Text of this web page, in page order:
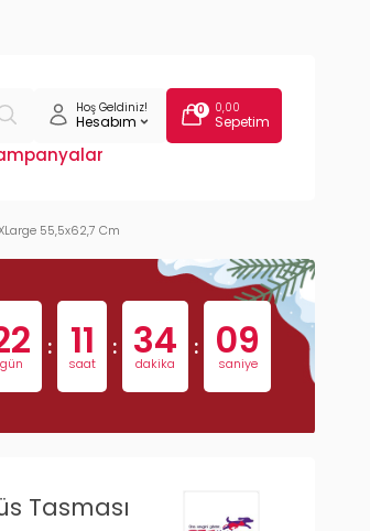
Hoş Geldiniz!
Hesabım
0 0,00
Sepetim
55,5x62,7 Cm
gün
: 11
saat
: 34
dakika
: 08
saniye
Tasması